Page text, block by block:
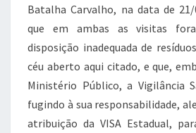
Batalha Carvalho, na data de 21/
que em ambas as visitas
disposição inadequada de
céu aberto aqui citado, e que,
Ministério Público, a Vigilância
fugindo à sua responsabilidade,
atribuição da VISA Estadual,